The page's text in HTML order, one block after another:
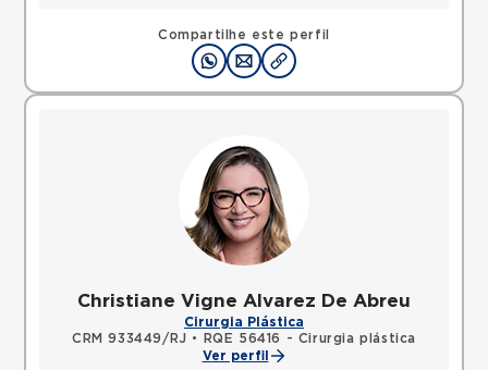
Compartilhe este perfil
Christiane Vigne Alvarez De Abreu
Cirurgia Plástica
CRM 933449/RJ •
RQE 56416 - Cirurgia plástica
Ver perfil